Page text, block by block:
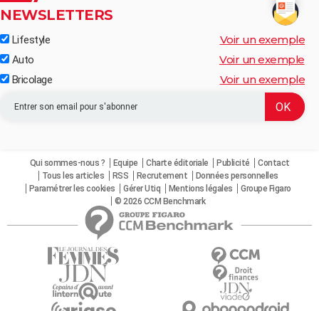
NEWSLETTERS
Lifestyle Voir un exemple
Auto Voir un exemple
Bricolage Voir un exemple
Qui sommes-nous ? Equipe Charte éditoriale Publicité
Contact
Tous les articles
RSS Recrutement
Données personnelles
Paramétrer les cookies
Gérer Utiq Mentions légales
Groupe Figaro
© 2026 CCM Benchmark